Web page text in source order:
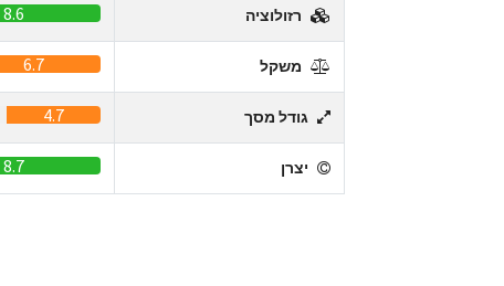
רזולוציה 8.6
משקל 6.7
גודל מסך 4.7
יצרן 8.7